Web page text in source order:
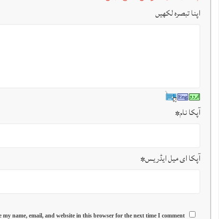
اپنا تبصرہ لکھیں
آپکا نام*
آپکا ای میل ایڈریس*
my name, email, and website in this browser for the next time I comment.